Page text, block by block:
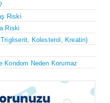
Riski
Riski
Kolesterol, Kreatin)
Kondom Neden Korumaz